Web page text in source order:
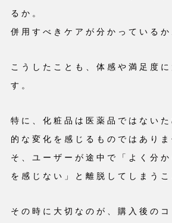
るか。
併用すべきケアが分かっているか
こうしたことも、体感や満足度
す。
特に、化粧品は医薬品ではない
的な変化を感じるものではあり
そ、ユーザーが途中で「よく分
を感じない」と離脱してしまうこ
その時に大切なのが、購入後の